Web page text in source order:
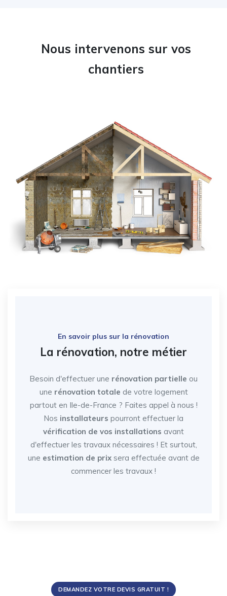
Nous intervenons sur vos
chantiers
En savoir plus sur la rénovation
La rénovation, notre métier
Besoin d'effectuer une rénovation partielle ou
une rénovation totale de votre logement
partout en Ile-de-France ? Faites appel à nous !
Nos installateurs pourront effectuer la
vérification de vos installations avant
d'effectuer les travaux nécessaires ! Et surtout,
une estimation de prixsera effectuée avant de
commencer les travaux !
DEMANDEZ VOTRE DEVIS GRATUIT !